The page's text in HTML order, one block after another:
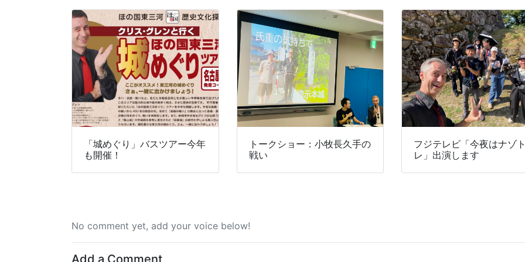
「城めぐり」バスツアー今年
も開催！
トークショー：小牧長久手の
戦い
フジテレビ「今夜はナゾ
レ」出演します
No comment yet, add your voice below!
Add a Comment